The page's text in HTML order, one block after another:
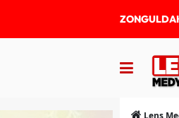
Lens